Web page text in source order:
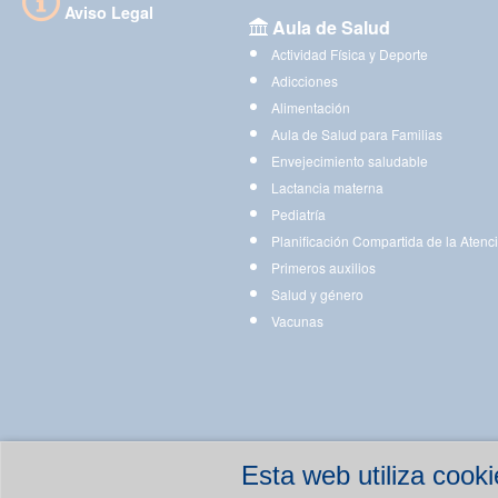
Esta web utiliza
Aviso Legal
Aula de Salud
Actividad Física y Deporte
Adicciones
Alimentación
Aula de Salud para Familias
Envejecimiento saludable
Lactancia materna
Pediatría
Planificación Compartida de la
Primeros auxilios
Salud y género
Vacunas